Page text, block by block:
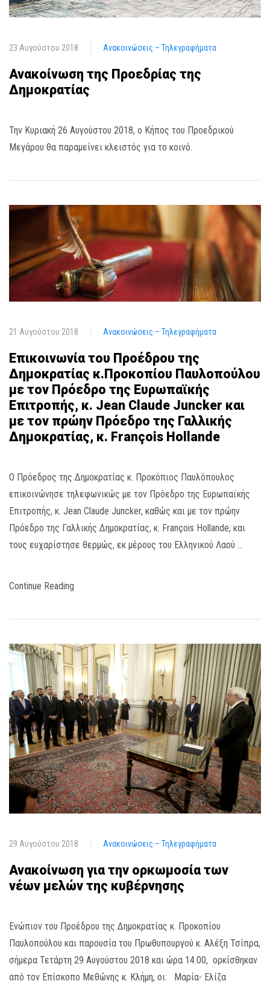
23 Αυγούστου 2018 Ανακοινώσεις – Τηλεγραφήματα
Ανακοίνωση της Προεδρίας της
Δημοκρατίας
Την Κυριακή 26 Αυγούστου 2018, ο Κήπος του Προεδρικού
Μεγάρου θα παραμείνει κλειστός για το κοινό.
21 Αυγούστου 2018 Ανακοινώσεις – Τηλεγραφήματα
Επικοινωνία του Προέδρου της
Δημοκρατίας κ.Προκοπίου Παυλοπούλου
με τον Πρόεδρο της Ευρωπαϊκής
Επιτροπής, κ. Jean Claude Juncker και
με τον πρώην Πρόεδρο της Γαλλικής
Δημοκρατίας, κ. François Hollande
Ο Πρόεδρος της Δημοκρατίας κ. Προκόπιος Παυλόπουλος
επικοινώνησε τηλεφωνικώς με τον Πρόεδρο της Ευρωπαϊκής
Επιτροπής, κ. Jean Claude Juncker, καθώς και με τον πρώην
Πρόεδρο της Γαλλικής Δημοκρατίας, κ. François Hollande, και
τους ευχαρίστησε θερμώς, εκ μέρους του Ελληνικού Λαού …
Continue Reading
29 Αυγούστου 2018 Ανακοινώσεις – Τηλεγραφήματα
Ανακοίνωση για την ορκωμοσία των
νέων μελών της κυβέρνησης
Ενώπιον του Προέδρου της Δημοκρατίας κ. Προκοπίου
Παυλοπούλου και παρουσία του Πρωθυπουργού κ. Αλέξη Τσίπρα,
σήμερα Τετάρτη 29 Αυγούστου 2018 και ώρα 14.00, ορκίσθηκαν
από τον Επίσκοπο Μεθώνης κ. Κλήμη, οι: Μαρία- Ελίζα